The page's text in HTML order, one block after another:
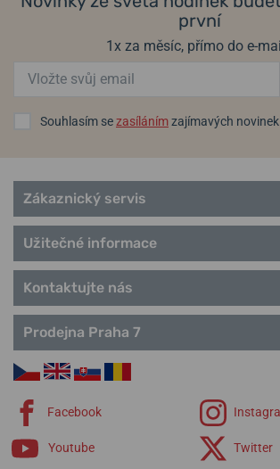
první
1x za měsíc, přímo do e-
Souhlasím sezasílánímzajímavých novinek.
Zákaznický servis
Užitečné informace
Kontaktujte nás
Prodejna Praha 7
Facebook
Youtube Twitter